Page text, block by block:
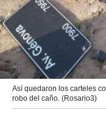
Así quedaron los carteles
robo del caño. (Rosario3)